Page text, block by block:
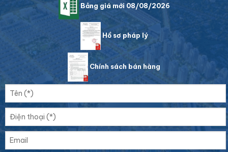
Bảng giá mới 08/08/2026
Hồ sơ pháp lý
Chính sách bán hàng